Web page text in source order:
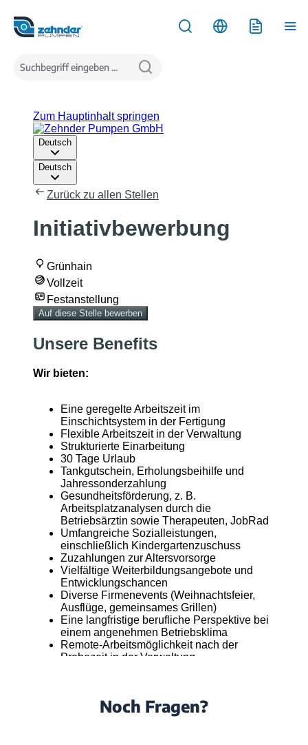
springen
Karriere Initiativbewerbung
Noch Fragen?